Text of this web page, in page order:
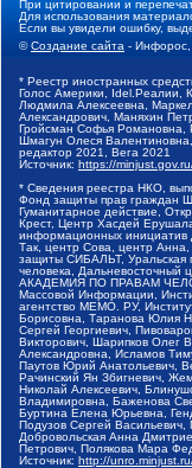
При цитировании и
Для использования
Если вы увидели ошибку,
©Создание сайта - Инфорос,
* Реестр иностранных
Голос Америки, Idel.Реалии,
Людмила Алексеевна,
Александрович, Маняхин
Гройсман Софья Романовна,
Шмагун Олеся
редактор 2021, Вега 2021
Источник: https://
* Сведения реестра НКО,
Фонд защиты прав граждан
Гуманитарное действие,
Крест, Центр Хасдей
информационных инициатив
Так, центр Сова, центр
защиты СИБАЛЬТ, Уральская
человека, Дальневосточный
АКАДЕМИЯ ПО ПРАВАМ
Массовой Информации,
агентство МЕМО. РУ,
Борисовна, Таранова Юлия
Сергей Георгиевич,
Викторович, Шарипков Олег
Александровна, Исламов
Паутов Юрий Анатольевич,
Рачинский Ян Збигневич,
Николай Алексеевич,
Владимировна, Баженова
Буртина Елена Юрьевна,
Подузов Сергей
Добровольская Анна
Петрович, Полякова Мара
Источник: http://